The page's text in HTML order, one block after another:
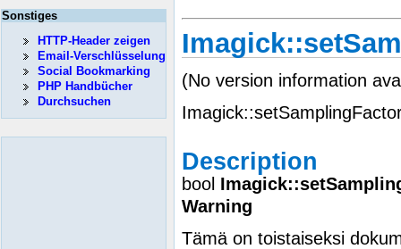
(No version information
Description
bool
Warning
Tämä on toistaiseksi
Sonstiges
HTTP-Header zeigen
Email-Verschlüsselung
Social Bookmarking
PHP Handbücher
Durchsuchen